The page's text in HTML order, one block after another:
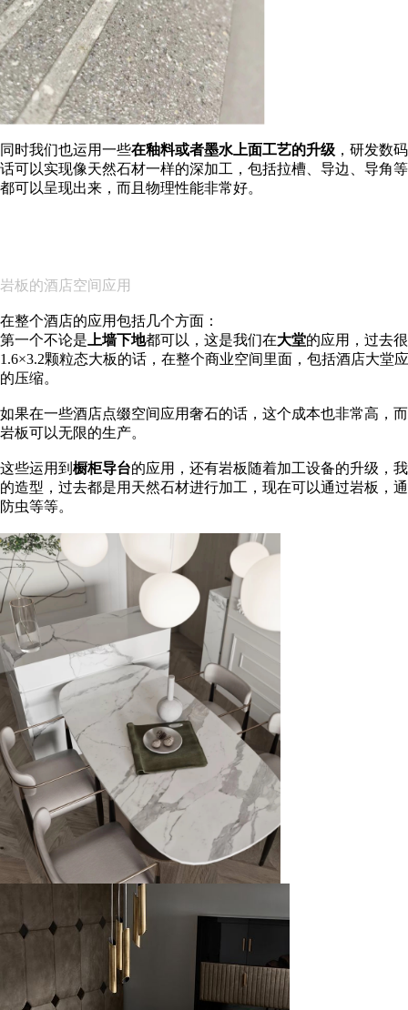
同时我们也运用一些在釉料或者墨水上面工艺的升级 ，研发数
话可以实现像天然石材一样的深加工，包括拉槽、导边、导角
都可以呈现出来，而且物理性能非常好。
岩板的酒店空间应用
在整个酒店的应用包括几个方面：
第一个不论是上墙下地都可以，这是我们在大堂的应用，过去
1.6×3.2颗粒态大板的话，在整个商业空间里面，包括酒店大
的压缩。
如果在一些酒店点缀空间应用奢石的话，这个成本也非常高，
岩板可以无限的生产。
这些运用到 橱柜导台的应用，还有岩板随着加工设备的升级，
的造型，过去都是用天然石材进行加工，现在可以通过岩板，
防虫等等。